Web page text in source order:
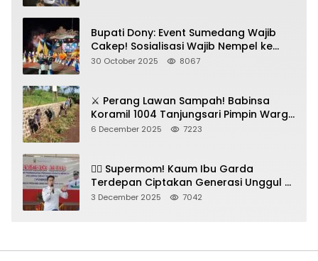
Bupati Dony: Event Sumedang Wajib
Cakep! Sosialisasi Wajib Nempel ke
Seni Budaya!
30 October 2025 8067
⚔️ Perang Lawan Sampah! Babinsa
Koramil 1004 Tanjungsari Pimpin Warga
Bersihkan Gorong-Gorong & Plastik
6 December 2025 7223
🦸‍♀️ Supermom! Kaum Ibu Garda
Terdepan Ciptakan Generasi Unggul di
Sumedang
3 December 2025 7042